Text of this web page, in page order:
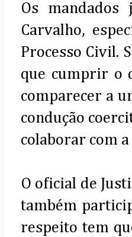
Os mandados
Carvalho,
Processo Civil.
que cumprir o
comparecer a
condução
colaborar com a
O oficial de
também
respeito tem